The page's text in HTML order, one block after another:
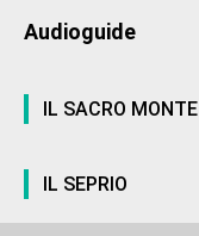
Audioguide
IL SACRO MONTE
IL SEPRIO